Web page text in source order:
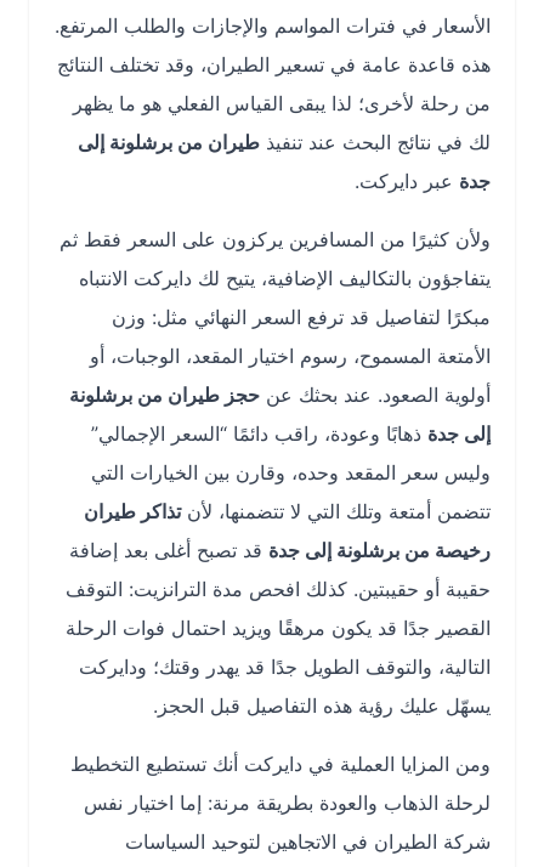
الأسعار في فترات المواسم والإجازات والطلب المرتفع.
هذه قاعدة عامة في تسعير الطيران، وقد تختلف النتائج
من رحلة لأخرى؛ لذا يبقى القياس الفعلي هو ما يظهر
لك في نتائج البحث عند تنفيذ طيران من برشلونة إلى
عبر دايركت.
ولأن كثيرًا من المسافرين يركزون على السعر فقط ثم
يتفاجؤون بالتكاليف الإضافية، يتيح لك دايركت الانتباه
مبكرًا لتفاصيل قد ترفع السعر النهائي مثل: وزن
الأمتعة المسموح، رسوم اختيار المقعد، الوجبات، أو
أولوية الصعود. عند بحثك عنحجز طيران من برشلونة
إلى جدةذهابًا وعودة، راقب دائمًا “السعر الإجمالي”
وليس سعر المقعد وحده، وقارن بين الخيارات التي
تتضمن أمتعة وتلك التي لا تتضمنها، لأنتذاكر طيران
رخيصة من برشلونة إلى جدةقد تصبح أغلى بعد إضافة
حقيبة أو حقيبتين. كذلك افحص مدة الترانزيت: التوقف
القصير جدًا قد يكون مرهقًا ويزيد احتمال فوات الرحلة
التالية، والتوقف الطويل جدًا قد يهدر وقتك؛ ودايركت
يسهّل عليك رؤية هذه التفاصيل قبل الحجز.
ومن المزايا العملية في دايركت أنك تستطيع التخطيط
لرحلة الذهاب والعودة بطريقة مرنة: إما اختيار نفس
شركة الطيران في الاتجاهين لتوحيد السياسات